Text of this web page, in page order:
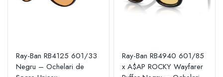
Ray-Ban RB4125 601/33
Negru – Ochelari de
Ray-Ban RB4940 601/85
x A$AP ROCKY Wayfarer